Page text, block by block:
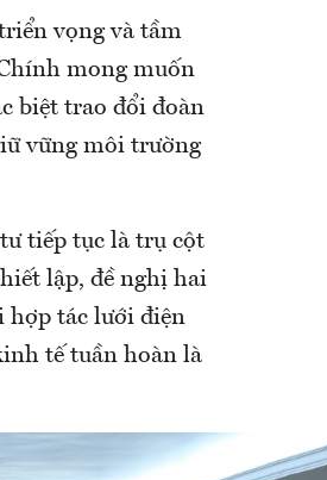
vọng và tầm
mong muốn
biệt trao đổi đoàn
vững môi trường
tiếp tục là trụ cột
lập, đề nghị hai
hợp tác lưới điện
tế tuần hoàn là